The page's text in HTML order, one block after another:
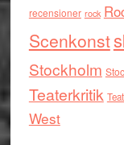
recensioner rock
Scenkonst
Stockholm
Teaterkritik
West